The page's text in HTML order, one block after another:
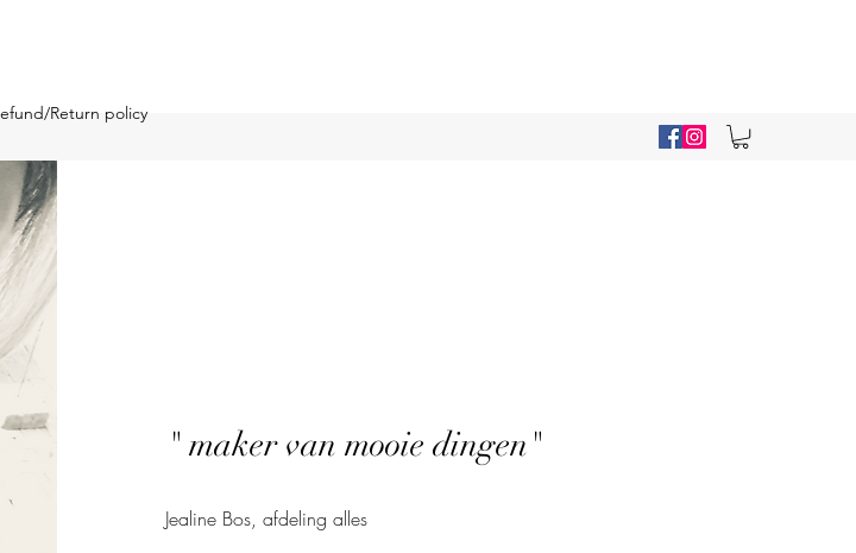
Return policy
" maker van mooie dingen"
Jealine Bos, afdeling alles